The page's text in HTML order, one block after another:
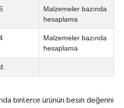
Malzemeler bazında
hesaplama
Malzemeler bazında
hesaplama
binlerce ürünün besin değerini